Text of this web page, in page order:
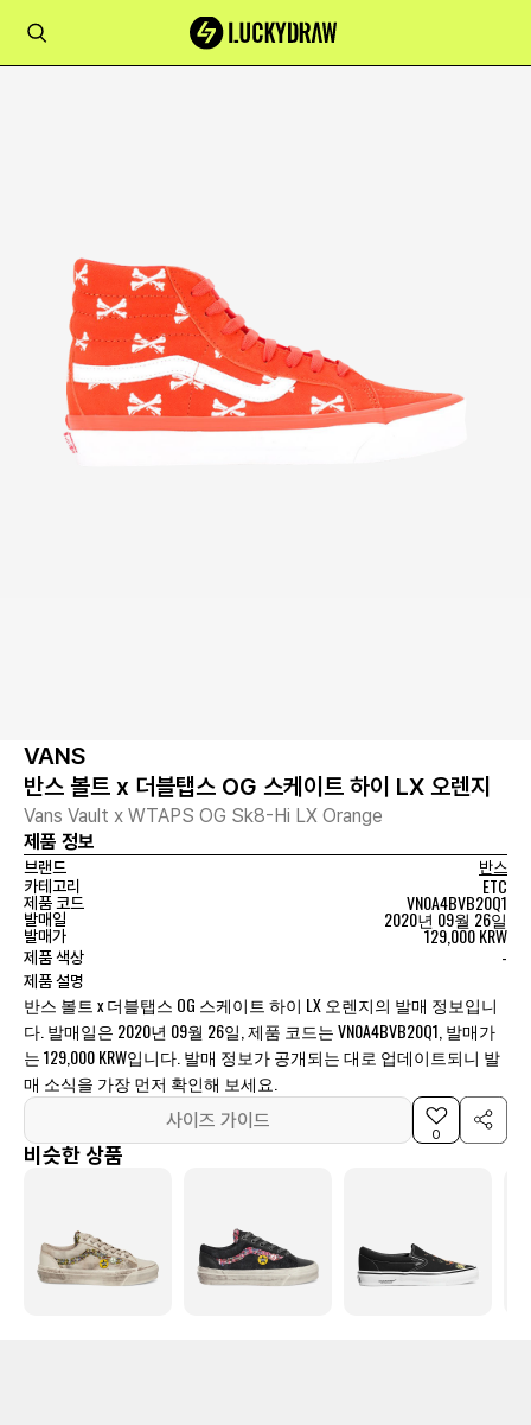
VANS
반스 볼트 x 더블탭스 OG 스케이트 하이 LX 오렌지
Vans Vault x WTAPS OG Sk8-Hi LX Orange
제품 정보
브랜드
반스
카테고리
ETC
제품 코드 VN0A4BVB20Q1
발매일 2020년 09월 26일
발매가 129,000 KRW
제품 색상 -
제품 설명
반스 볼트 x 더블탭스 OG 스케이트 하이 LX 오렌지의 발매 정보입니
다. 발매일은 2020년 09월 26일, 제품 코드는 VN0A4BVB20Q1, 발매가
는 129,000 KRW입니다. 발매 정보가 공개되는 대로 업데이트되니 발
매 소식을 가장 먼저 확인해 보세요.
사이즈 가이드
0
비슷한 상품